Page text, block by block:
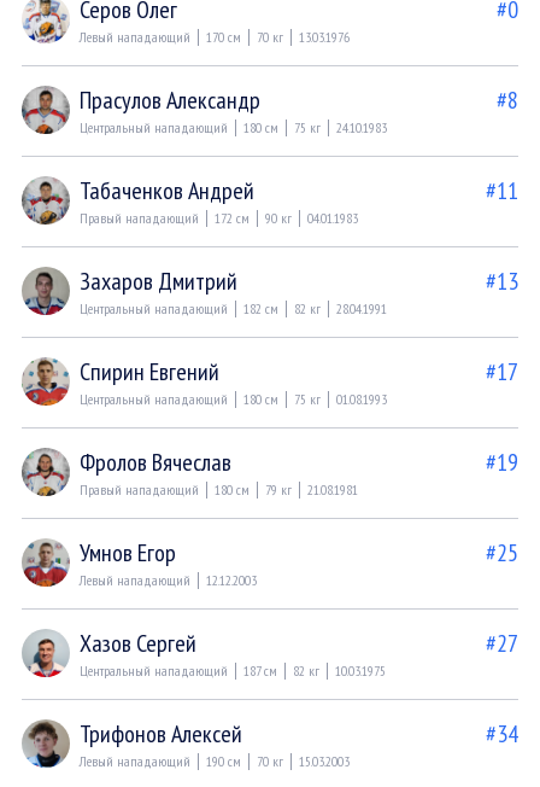
Серов Олег #0
Левый нападающий 170 см 70 кг 13.03.1976
Прасулов Александр #8
Центральный нападающий 180 см 75 кг 24.10.1983
Табаченков Андрей #11
Правый нападающий 172 см 90 кг 04.01.1983
Захаров Дмитрий #13
Центральный нападающий 182 см 82 кг 28.04.1991
Спирин Евгений #17
Центральный нападающий 180 см 75 кг 01.08.1993
Фролов Вячеслав #19
Правый нападающий 180 см 79 кг 21.08.1981
Умнов Егор #25
Левый нападающий 12.12.2003
Хазов Сергей #27
Центральный нападающий 187 см 82 кг 10.03.1975
Трифонов Алексей #34
Левый нападающий 190 см 70 кг 15.03.2003